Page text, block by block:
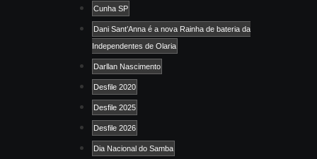
Cunha SP
Dani Sant’Anna é a nova Rainha de bateria da
Independentes de Olaria
Darllan Nascimento
Desfile 2020
Desfile 2025
Desfile 2026
Dia Nacional do Samba